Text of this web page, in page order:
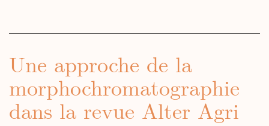
Une approche de la
morphochromatographie
dans la revue Alter Agri